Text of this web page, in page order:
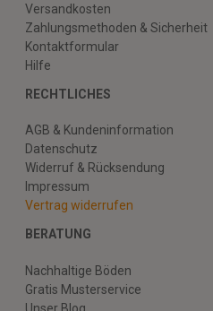
Versandkosten
Zahlungsmethoden & Sicherheit
Kontaktformular
Hilfe
RECHTLICHES
AGB & Kundeninformation
Datenschutz
Widerruf & Rücksendung
Impressum
Vertrag widerrufen
BERATUNG
Nachhaltige Böden
Gratis Musterservice
Unser Blog